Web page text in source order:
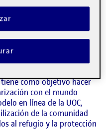
JOAN ROS.
acompañamiento
como objetivo hacer
con el mundo
en línea de la UOC,
de la comunidad
al refugio y la protección